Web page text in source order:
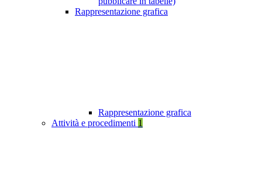
Rappresentazione grafica
Rappresentazione grafica
Attività e procedimenti 1